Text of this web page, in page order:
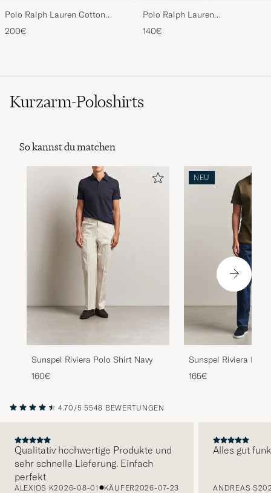
Polo Ralph Lauren Cotton
Cable Pullover Hunter Navy
200€
Polo Ralph Lauren
Featherweight Mesh Shirt
Aviator Navy
140€
Kurzarm-Poloshirts
So kannst du matchen
Sunspel Riviera Polo Shirt Navy
160€
NEU
Sunspel Riviera
Green
165€
4.70/5 5548 BEWERTUNGEN
Qualitativ hochwertige Produkte und
sehr schnelle Lieferung. Einfach
perfekt
ALEXIOS K2026-08-01 KÄUFER2026-07-23
Alles gut
ANDREAS S